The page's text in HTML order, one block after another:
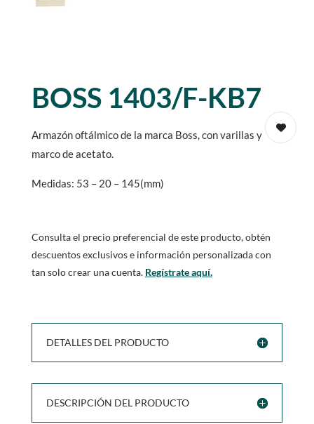
BOSS 1403/F-KB7
Armazón oftálmico de la marca Boss, con varillas y
marco de acetato.
Medidas: 53 – 20 – 145(mm)
Consulta el precio preferencial de este producto, obtén
descuentos exclusivos e información personalizada con
tan solo crear una cuenta. Regístrate aquí.
DETALLES DEL PRODUCTO
DESCRIPCIÓN DEL PRODUCTO